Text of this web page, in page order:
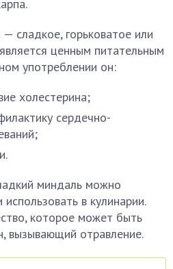
сладкое, горьковатое или
ценным питательным
употреблении он:
холестерина;
сердечно-
миндаль можно
в кулинарии.
которое может быть
вызывающий отравление.